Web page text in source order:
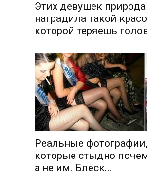
Этих девушек природа
наградила такой
которой теряешь
Реальные
которые стыдно
а не им. Блеск...